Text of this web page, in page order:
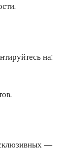
на:
—